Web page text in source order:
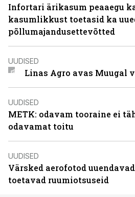
Infortari ärikasum peaaegu
kasumlikkust toetasid ka
põllumajandusettevõtted
UUDISED
Linas Agro avas Muugal
UUDISED
METK: odavam tooraine ei
odavamat toitu
UUDISED
Värsked aerofotod
toetavad ruumiotsuseid